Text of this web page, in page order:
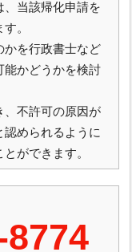
、当該帰化申請を
。
かを行政書士など
能かどうかを検討
、不許可の原因が
められるように
ができます。